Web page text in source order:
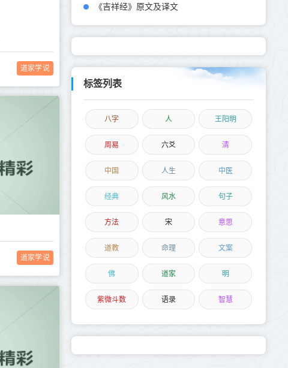
道家学说
道家学说
《吉祥经》原文及译文
标签列表
八字 人 王阳明
周易 六爻 清
中国 人生 中医
经典 风水 句子
方法 宋 意思
道教 命理 文案
佛 道家 明
紫微斗数 语录 智慧